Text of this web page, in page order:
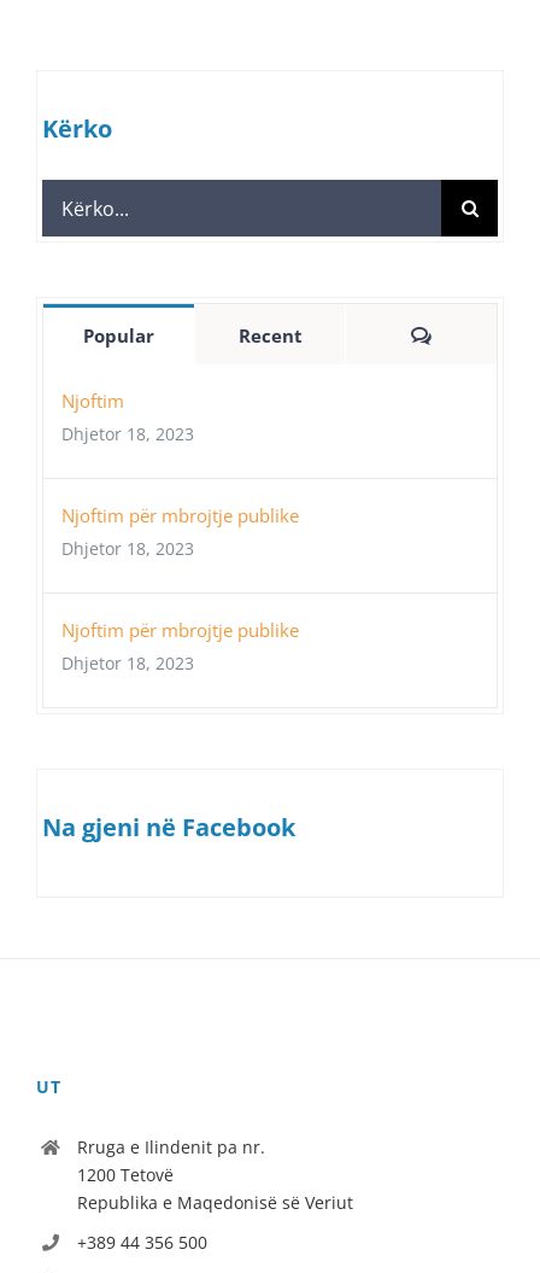
Kërko
Search
for:
Popular Recent Comments
Njoftim
Dhjetor 18, 2023
Njoftim për mbrojtje publike
Dhjetor 18, 2023
Njoftim për mbrojtje publike
Dhjetor 18, 2023
Na gjeni në Facebook
UT
Rruga e Ilindenit pa nr.
1200 Tetovë
Republika e Maqedonisë së Veriut
+389 44 356 500